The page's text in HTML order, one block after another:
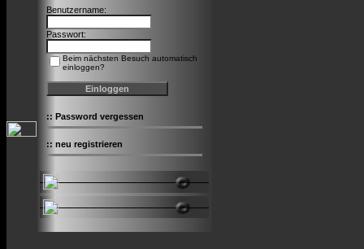
Benutzername:
Passwort:
Beim nächsten Besuch automatisch
einloggen?
:: Password vergessen
:: neu registrieren